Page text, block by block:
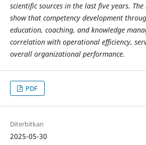
scientific sources in the last five years.
show that competency development
education, coaching, and knowledge
correlation with operational efficiency,
overall organizational performance.
PDF
Diterbitkan
2025-05-30